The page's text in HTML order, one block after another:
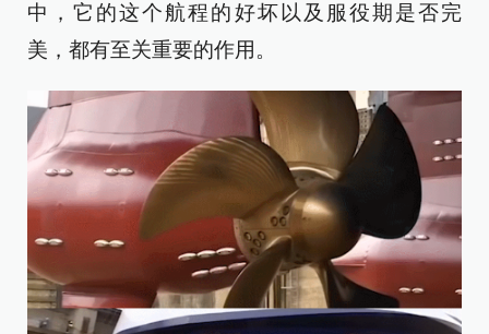
中，它的这个航程的好坏以及服役期是否完
美，都有至关重要的作用。